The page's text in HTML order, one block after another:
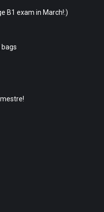
B1 exam in March!:)